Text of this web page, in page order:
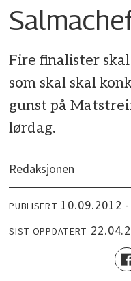
Fire finalister
som skal skal
gunst på
lørdag.
Redaksjonen
PUBLISERT 10.09.2012
SIST OPPDATERT